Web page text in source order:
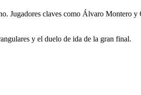
Jugadores claves como Álvaro Montero
y el duelo de ida de la gran final.